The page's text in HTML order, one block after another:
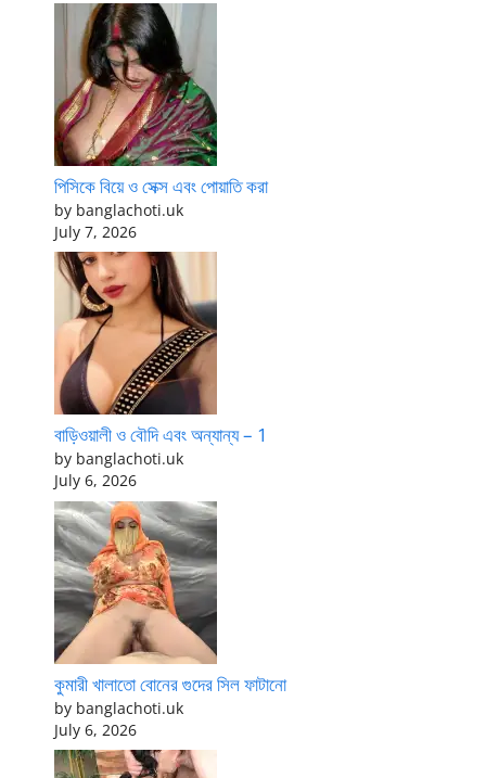
পিসিকে বিয়ে ও সেক্স এবং পোয়াতি করা
by banglachoti.uk
July 7, 2026
বাড়িওয়ালী ও বৌদি এবং অন্যান্য – 1
by banglachoti.uk
July 6, 2026
কুমারী খালাতো বোনের গুদের সিল ফাটানো
by banglachoti.uk
July 6, 2026